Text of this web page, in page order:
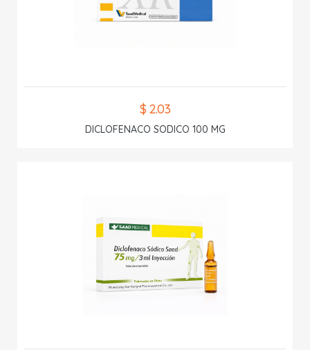
$ 2.03
DICLOFENACO SODICO 100 MG